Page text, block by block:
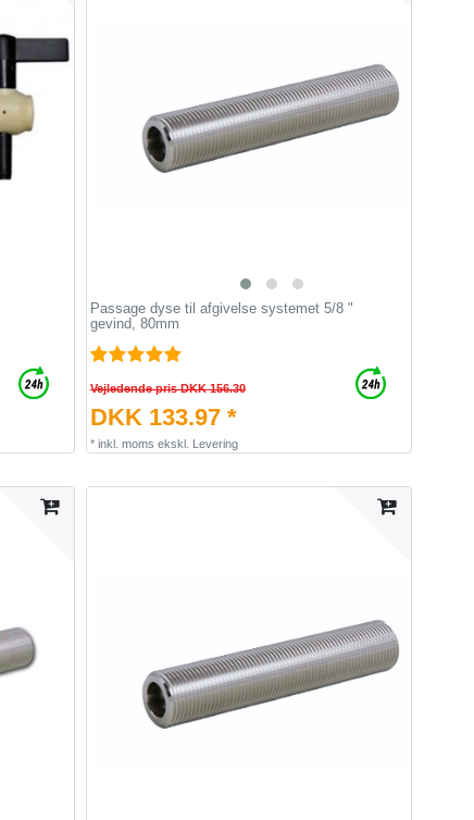
Passage dyse til afgivelse systemet 5/8 "
gevind, 80mm
Vejledende pris DKK 156.30
DKK 133.97 *
* inkl. moms ekskl. Levering